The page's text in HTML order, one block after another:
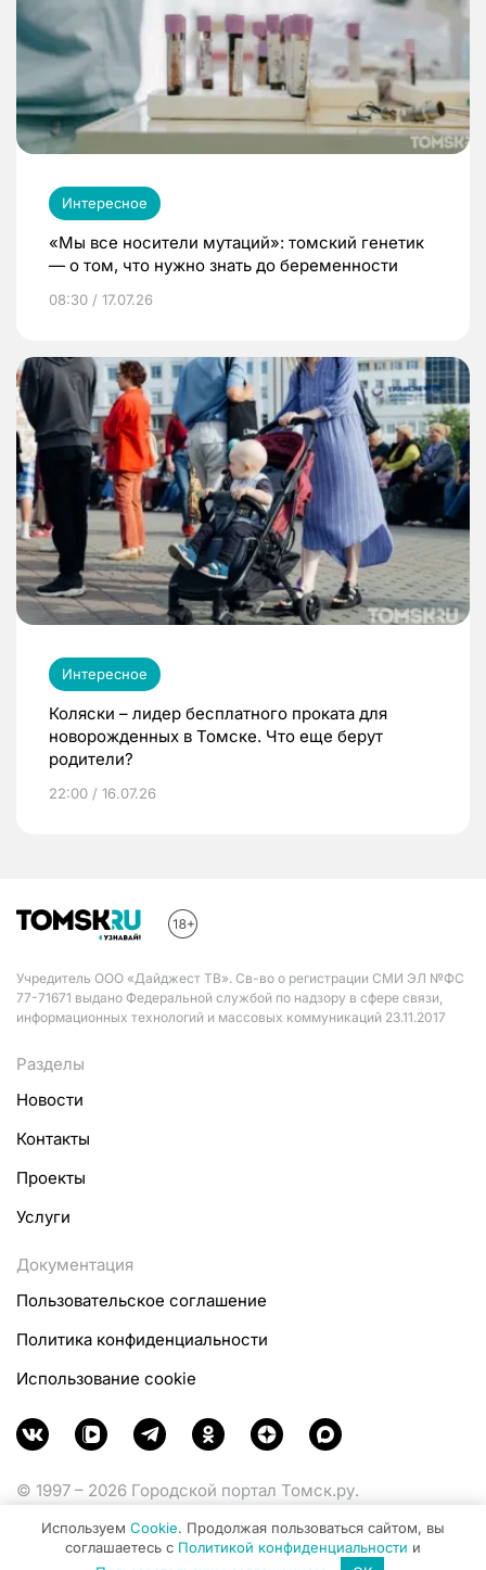
Интересное
«Мы все носители мутаций»: томский генетик
— о том, что нужно знать до беременности
08:30 / 17.07.26
Интересное
Коляски – лидер бесплатного проката для
новорожденных в Томске. Что еще берут
родители?
22:00 / 16.07.26
Учредитель ООО «Дайджест ТВ». Св-во о регистрации СМИ ЭЛ №ФС
77-71671 выдано Федеральной службой по надзору в сфере связи,
информационных технологий и массовых коммуникаций 23.11.2017
Разделы
Новости
Контакты
Проекты
Услуги
Документация
Пользовательское соглашение
Политика конфиденциальности
Использование cookie
© 1997 – 2026 Городской портал Томск.ру.
Министерства цифрового развития, связи и массовых
коммуникаций Российской Федерации.
Используем Cookie. Продолжая пользоваться сайтом, вы
соглашаетесь с Политикой конфиденциальности и